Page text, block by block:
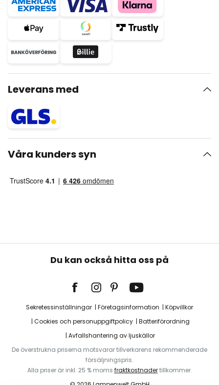
Leverans med
Våra kunders syn
Du kan också hitta oss på
Sekretessinställningar Företagsinformation
Köpvillkor
Cookies och personuppgiftpolicy
Batteriförordning
Avfallshantering av ljuskällor
De överstrukna priserna motsvarar tillverkarens rekommenderade
försäljningspris.
Alla priser är inkl. 25 % moms fraktkostnadertillkommer.